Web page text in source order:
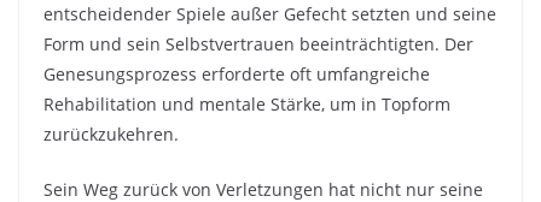
entscheidender Spiele außer Gefecht setzten und seine
Form und sein Selbstvertrauen beeinträchtigten. Der
Genesungsprozess erforderte oft umfangreiche
Rehabilitation und mentale Stärke, um in Topform
zurückzukehren.
Sein Weg zurück von Verletzungen hat nicht nur seine